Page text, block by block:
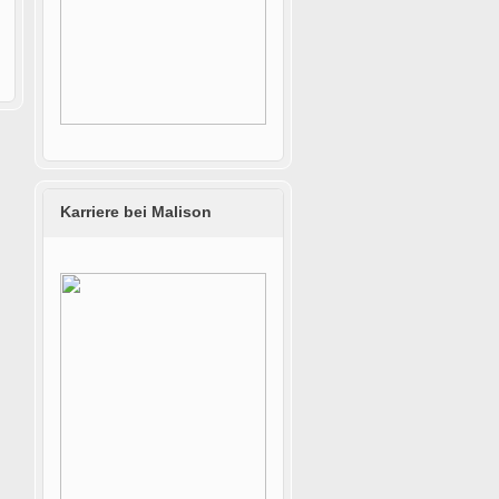
Karriere bei Malison